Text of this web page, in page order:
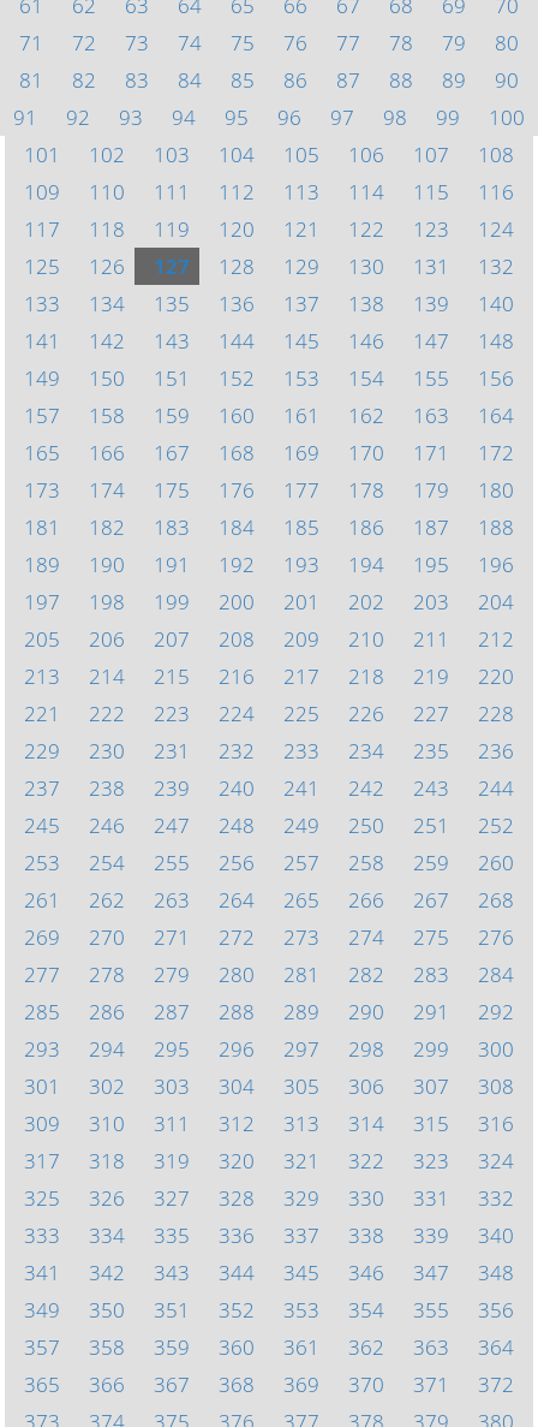
71
72 73 74 75 76 77 78 79
80
81
82 83 84 85 86 87 88 89
90
91
92 93 94 95 96 97 98 99
100
101
102 103 104 105 106 107
108
109
110 111 112 113 114 115
116
117
118 119 120 121 122 123
124
125
126 127 128 129 130 131
132
133
134 135 136 137 138 139
140
141
142 143 144 145 146 147
148
149
150 151 152 153 154 155
156
157
158 159 160 161 162 163
164
165
166 167 168 169 170 171
172
173
174 175 176 177 178 179
180
181
182 183 184 185 186 187
188
189
190 191 192 193 194 195
196
197
198 199 200 201 202 203
204
205
206 207 208 209 210 211
212
213
214 215 216 217 218 219
220
221
222 223 224 225 226 227
228
229
230 231 232 233 234 235
236
237
238 239 240 241 242 243
244
245
246 247 248 249 250 251
252
253
254 255 256 257 258 259
260
261
262 263 264 265 266 267
268
269
270 271 272 273 274 275
276
277
278 279 280 281 282 283
284
285
286 287 288 289 290 291
292
293
294 295 296 297 298 299
300
301
302 303 304 305 306 307
308
309
310 311 312 313 314 315
316
317
318 319 320 321 322 323
324
325
326 327 328 329 330 331
332
333
334 335 336 337 338 339
340
341
342 343 344 345 346 347
348
349
350 351 352 353 354 355
356
357
358 359 360 361 362 363
364
365
366 367 368 369 370 371
372